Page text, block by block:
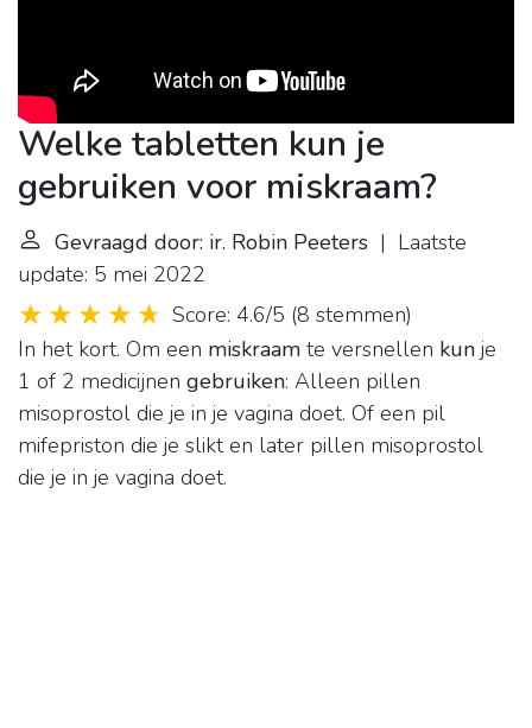
Welke tabletten kun je
gebruiken voor miskraam?
Gevraagd door: ir. Robin Peeters | Laatste
update: 5 mei 2022
Score: 4.6/5 (8 stemmen)
In het kort. Om een miskraam te versnellen kun je
1 of 2 medicijnen gebruiken: Alleen pillen
misoprostol die je in je vagina doet. Of een pil
mifepriston die je slikt en later pillen misoprostol
die je in je vagina doet.